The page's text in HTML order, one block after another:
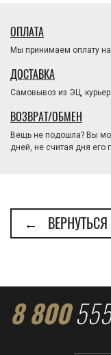
ОПЛАТА
Мы принимаем оплату
ДОСТАВКА
Самовывоз из ЭЦ,
ВОЗВРАТ/ОБМЕН
Вещь не подошла? Вы
дней, не считая дня его
← ВЕРНУТЬСЯ
8 800